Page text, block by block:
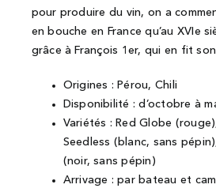
pour produire du vin, on a
en bouche en France qu’au XVIe
grâce à François 1er, qui en fit
Origines : Pérou, Chili
Disponibilité : d’octobre à
Variétés : Red Globe
Seedless (blanc, sans
(noir, sans pépin)
Arrivage : par bateau et